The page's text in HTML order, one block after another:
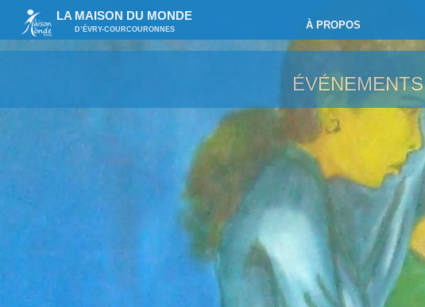
LA MAISON DU MONDE
D’ÉVRY-COURCOURONNES À PROPOS
ÉVÉNEMENTS